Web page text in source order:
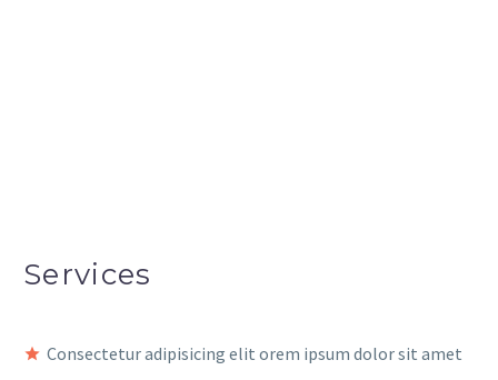
Services
Consectetur adipisicing elit orem ipsum dolor sit amet